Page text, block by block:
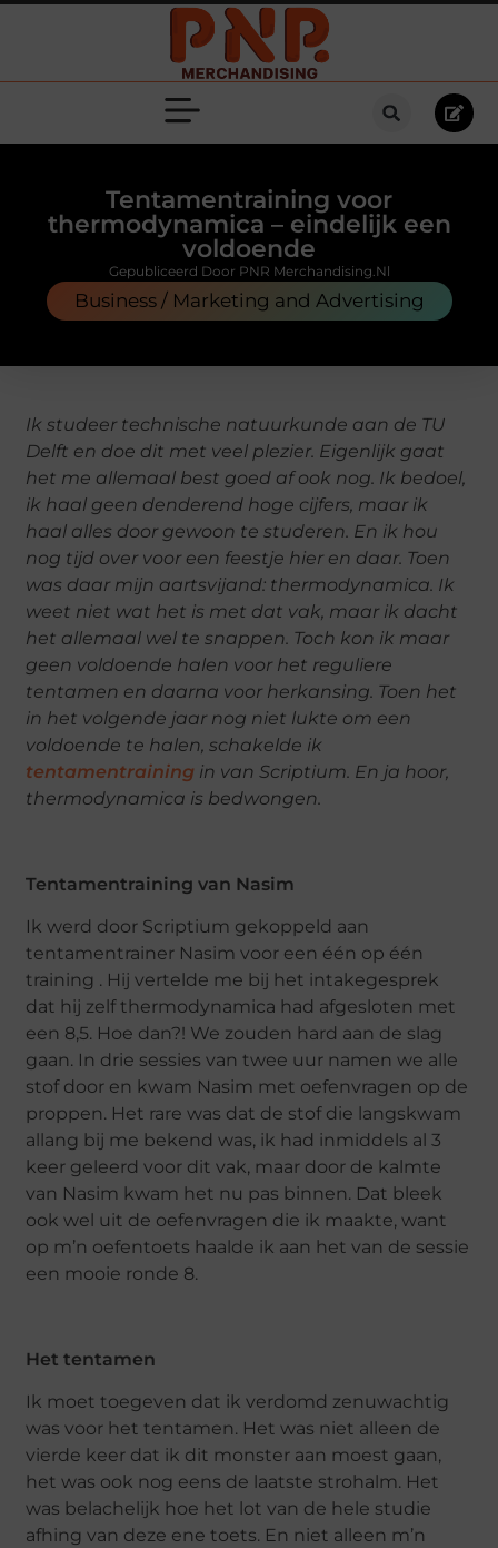
Tentamentraining voor
thermodynamica – eindelijk een
voldoende
Business / Marketing and Advertising
Gepubliceerd Door PNR Merchandising.nl
Ik studeer technische natuurkunde aan de TU
Delft en doe dit met veel plezier. Eigenlijk gaat
het me allemaal best goed af ook nog. Ik bedoel,
ik haal geen denderend hoge cijfers, maar ik
haal alles door gewoon te studeren. En ik hou
nog tijd over voor een feestje hier en daar. Toen
was daar mijn aartsvijand: thermodynamica. Ik
weet niet wat het is met dat vak, maar ik dacht
het allemaal wel te snappen. Toch kon ik maar
geen voldoende halen voor het reguliere
tentamen en daarna voor herkansing. Toen het
in het volgende jaar nog niet lukte om een
voldoende te halen, schakelde ik
tentamentraining in van Scriptium. En ja hoor,
thermodynamica is bedwongen.
Tentamentraining van Nasim
Ik werd door Scriptium gekoppeld aan
tentamentrainer Nasim voor een één op één
training . Hij vertelde me bij het intakegesprek
dat hij zelf thermodynamica had afgesloten met
een 8,5. Hoe dan?! We zouden hard aan de slag
gaan. In drie sessies van twee uur namen we alle
stof door en kwam Nasim met oefenvragen op de
proppen. Het rare was dat de stof die langskwam
allang bij me bekend was, ik had inmiddels al 3
keer geleerd voor dit vak, maar door de kalmte
van Nasim kwam het nu pas binnen. Dat bleek
ook wel uit de oefenvragen die ik maakte, want
op m’n oefentoets haalde ik aan het van de sessie
een mooie ronde 8.
Het tentamen
Ik moet toegeven dat ik verdomd zenuwachtig
was voor het tentamen. Het was niet alleen de
vierde keer dat ik dit monster aan moest gaan,
het was ook nog eens de laatste strohalm. Het
was belachelijk hoe het lot van de hele studie
afhing van deze ene toets. En niet alleen m’n